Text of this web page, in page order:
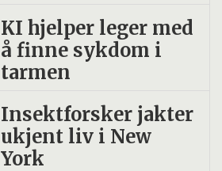
KI hjelper leger med
å finne sykdom i
tarmen
Insekt­forsker jakter
ukjent liv i New
York